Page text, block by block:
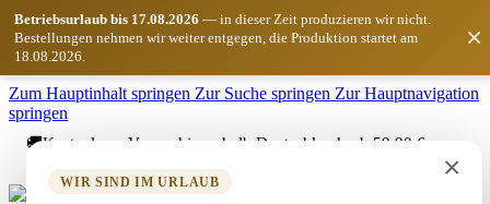
Zum Hauptinhalt springen Zur Suche springen Zur Hauptnavigation
springen
Betriebsurlaub bis 17.08.2026 — in dieser Zeit produzieren wir nicht.
Bestellungen nehmen wir weiter entgegen, die Produktion startet am
18.08.2026.
×
×
WIR SIND IM URLAUB
🚚Kostenloser Versand innerhalb Deutschlands ab 59,90 €
Marketing-MV